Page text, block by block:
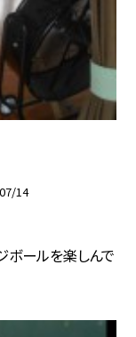
14
ボールを楽しんで